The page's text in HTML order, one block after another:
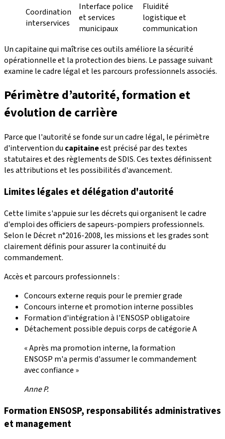
Coordination
interservices
Interface police
et services
municipaux
Fluidité
logistique et
communication
Un capitaine qui maîtrise ces outils améliore la sécurité
opérationnelle et la protection des biens. Le passage suivant
examine le cadre légal et les parcours professionnels associés.
Périmètre d’autorité, formation et
évolution de carrière
Parce que l'autorité se fonde sur un cadre légal, le périmètre
d'intervention du capitaineest précisé par des textes
statutaires et des règlements de SDIS. Ces textes définissent
les attributions et les possibilités d'avancement.
Limites légales et délégation d'autorité
Cette limite s'appuie sur les décrets qui organisent le cadre
d'emploi des officiers de sapeurs-pompiers professionnels.
Selon le Décret n°2016-2008, les missions et les grades sont
clairement définis pour assurer la continuité du
commandement.
Accès et parcours professionnels :
Concours externe requis pour le premier grade
Concours interne et promotion interne possibles
Formation d'intégration à l'ENSOSP obligatoire
Détachement possible depuis corps de catégorie A
« Après ma promotion interne, la formation
ENSOSP m'a permis d'assumer le commandement
avec confiance »
Anne P.
Formation ENSOSP, responsabilités administratives
et management